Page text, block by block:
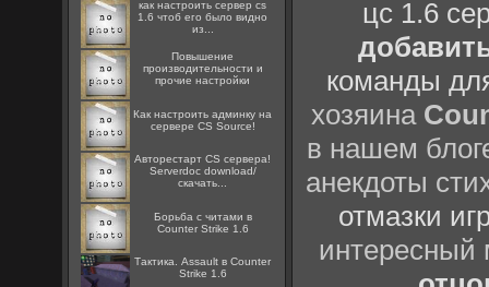
как настроить сервер cs
1.6 чтоб его было видно
из...
Повышение
производительности и
прочие настройки
Как настроить админку на
сервере CS Source!
Авторестарт CS сервера!
Serverdoc download/
скачать...
Борьба с читами в
Counter Strike 1.6
Тактика. Assault в Counter
Strike 1.6
цс 1.6
команды
хозяина
в нашем
анекдоты
отмазки
интересный